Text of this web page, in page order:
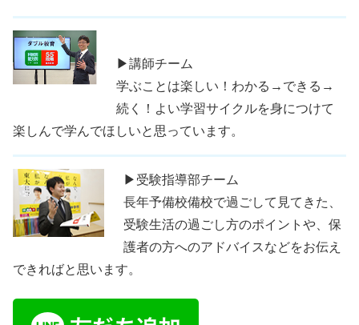
▶講師チーム
学ぶことは楽しい！わかる→できる→
続く！よい学習サイクルを身につけて
楽しんで学んでほしいと思っています。
▶受験指導部チーム
長年予備校備校で過ごして見てきた、
受験生活の過ごし方のポイントや、保
護者の方へのアドバイスなどをお伝え
できればと思います。